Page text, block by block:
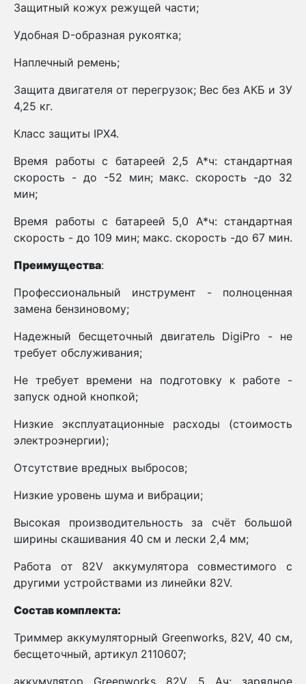
Защитный кожух режущей части;
Удобная D-образная рукоятка;
Наплечный ремень;
Защита двигателя от перегрузок; Вес без АКБ и ЗУ
4,25 кг.
Класс защиты IPX4.
Время работы с батареей 2,5 А*ч: стандартная
скорость - до -52 мин; макс. скорость -до 32
мин;
Время работы с батареей 5,0 А*ч: стандартная
скорость - до 109 мин; макс. скорость -до 67 мин.
Преимущества:
Профессиональный инструмент - полноценная
замена бензиновому;
Надежный бесщеточный двигатель DigiPro - не
требует обслуживания;
Не требует времени на подготовку к работе -
запуск одной кнопкой;
Низкие эксплуатационные расходы (стоимость
электроэнергии);
Отсутствие вредных выбросов;
Низкие уровень шума и вибрации;
Высокая производительность за счёт большой
ширины скашивания 40 см и лески 2,4 мм;
Работа от 82V аккумулятора совместимого с
другими устройствами из линейки 82V.
Состав комплекта:
Триммер аккумуляторный Greenworks, 82V, 40 см,
бесщеточный, артикул 2110607;
аккумулятор Greenworks 82V 5 Ач; зарядное